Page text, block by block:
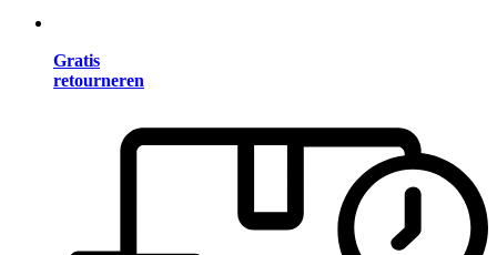
Gratis
retourneren